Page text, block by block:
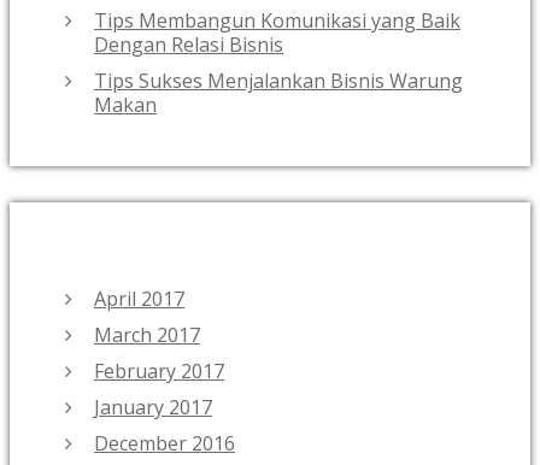
Tips Membangun Komunikasi yang Baik
Dengan Relasi Bisnis
Tips Sukses Menjalankan Bisnis Warung
Makan
April 2017
March 2017
February 2017
January 2017
December 2016